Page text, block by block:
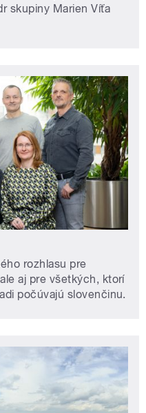
skupiny Marien Víťa
rozhlasu pre
aj pre všetkých, ktorí
počúvajú slovenčinu.